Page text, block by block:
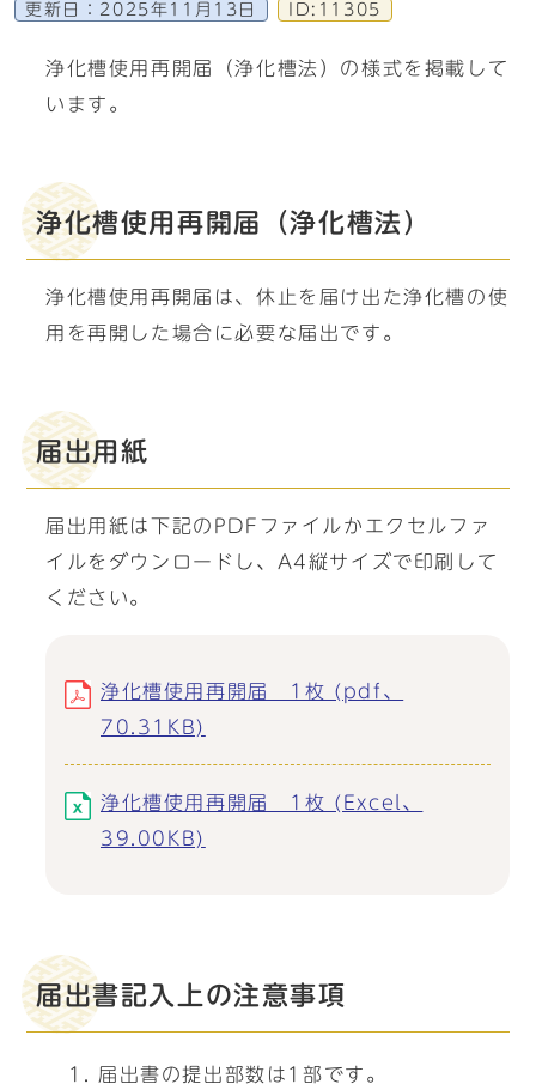
更新日： 2025年11月13日 ID:11305
浄化槽使用再開届（浄化槽法）の様式を掲載して
います。
浄化槽使用再開届（浄化槽法）
浄化槽使用再開届は、休止を届け出た浄化槽の使
用を再開した場合に必要な届出です。
届出用紙
届出用紙は下記のPDFファイルかエクセルファ
イルをダウンロードし、A4縦サイズで印刷して
ください。
浄化槽使用再開届 1枚 (pdf、
70.31KB)
浄化槽使用再開届 1枚 (Excel、
39.00KB)
届出書記入上の注意事項
届出書の提出部数は1部です。